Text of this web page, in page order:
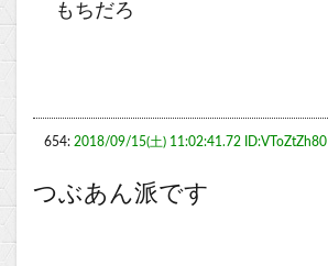
もちだろ
654: 2018/09/15(土) 11:02:41.72 ID:VToZtZh80
つぶあん派です